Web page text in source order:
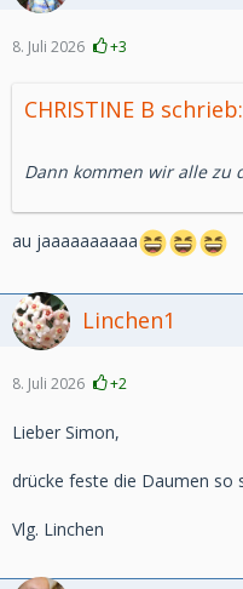
8. Juli 2026 +3
CHRISTINE B schrieb:
Dann kommen wir alle zu
au jaaaaaaaaaa
Linchen1
8. Juli 2026 +2
Lieber Simon,
drücke feste die Daumen so
Vlg. Linchen